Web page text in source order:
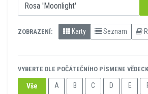
ZOBRAZENÍ: Karty Seznam
VYBERTE DLE POČÁTEČNÍHO PÍSMENE
Vše A B C D E